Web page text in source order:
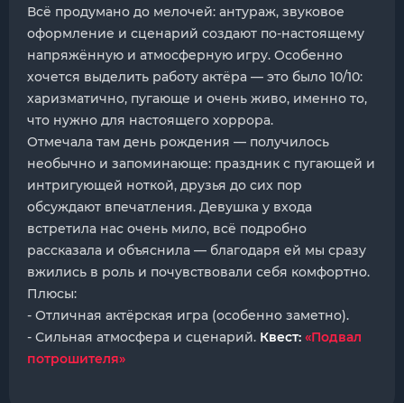
Всё продумано до мелочей: антураж, звуковое
оформление и сценарий создают по-настоящему
напряжённую и атмосферную игру. Особенно
хочется выделить работу актёра — это было 10/10:
харизматично, пугающе и очень живо, именно то,
что нужно для настоящего хоррора.
Отмечала там день рождения — получилось
необычно и запоминающе: праздник с пугающей и
интригующей ноткой, друзья до сих пор
обсуждают впечатления. Девушка у входа
встретила нас очень мило, всё подробно
рассказала и объяснила — благодаря ей мы сразу
вжились в роль и почувствовали себя комфортно.
Плюсы:
- Отличная актёрская игра (особенно заметно).
- Сильная атмосфера и сценарий. Квест: «Подвал
потрошителя»